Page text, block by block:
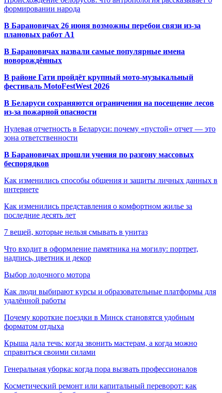
формировании народа
В Барановичах 26 июня возможны перебои связи из-за
плановых работ A1
В Барановичах назвали самые популярные имена
новорождённых
В районе Гати пройдёт крупный мото-музыкальный
фестиваль MotoFestWest 2026
В Беларуси сохраняются ограничения на посещение лесов
из-за пожарной опасности
Нулевая отчетность в Беларуси: почему «пустой» отчет — это
зона ответственности
В Барановичах прошли учения по разгону массовых
беспорядков
Как изменились способы общения и защиты личных данных в
интернете
Как изменились представления о комфортном жилье за
последние десять лет
7 вещей, которые нельзя смывать в унитаз
Что входит в оформление памятника на могилу: портрет,
надпись, цветник и декор
Выбор лодочного мотора
Как люди выбирают курсы и образовательные платформы для
удалённой работы
Почему короткие поездки в Минск становятся удобным
форматом отдыха
Крыша дала течь: когда звонить мастерам, а когда можно
справиться своими силами
Генеральная уборка: когда пора вызвать профессионалов
Косметический ремонт или капитальный переворот: как